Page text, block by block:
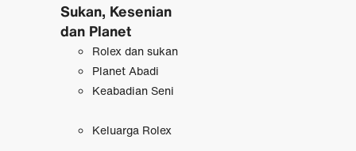
Sukan, Kesenian
dan Planet
Rolex dan sukan
Planet Abadi
Keabadian Seni
Keluarga Rolex